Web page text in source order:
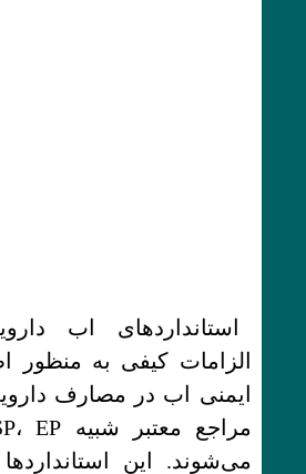
استانداردهای اب
الزامات کیفی به منظور
ایمنی اب در مصارف
می‌شوند. این